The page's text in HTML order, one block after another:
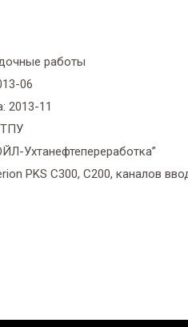
работы
06
2013-11
ТПУ
Ухтанефтепереработка”
PKS С300, С200, каналов